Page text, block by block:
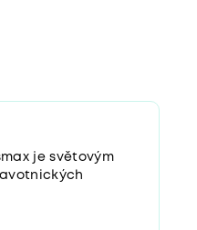
je světovým